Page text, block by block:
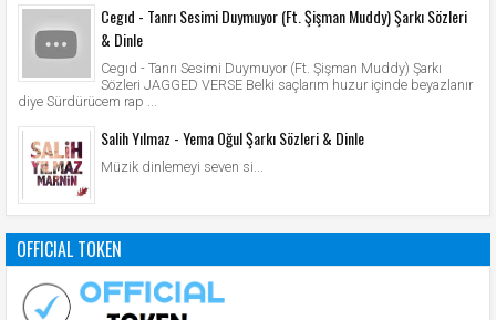
Cegıd - Tanrı Sesimi Duymuyor (Ft. Şişman Muddy) Şarkı Sözleri
& Dinle
Cegıd - Tanrı Sesimi Duymuyor (Ft. Şişman Muddy) Şarkı
Sözleri JAGGED VERSE Belki saçlarım huzur içinde beyazlanır
diye Sürdürücem rap ...
Salih Yılmaz - Yema Oğul Şarkı Sözleri & Dinle
Müzik dinlemeyi seven si...
OFFICIAL TOKEN